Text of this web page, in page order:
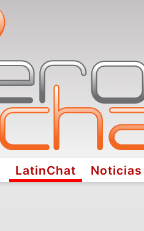
LatinChat Noticias